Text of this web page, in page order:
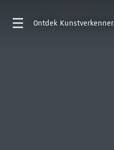
Ontdek Kunstverkenner